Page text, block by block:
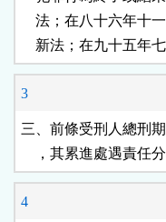
法；在八十六年
新法；在九十五年
3
三、前條受刑人總刑
，其累進處遇責任
4